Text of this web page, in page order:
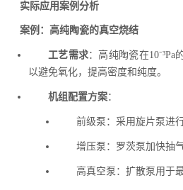
实际应用案例分析
案例：高纯陶瓷的真空烧结
工艺需求：高纯陶瓷在
以避免氧化，提高密度和纯度。
机组配置方案：
前级泵：采用旋片泵进
增压泵：罗茨泵加快抽
高真空泵：扩散泵用于